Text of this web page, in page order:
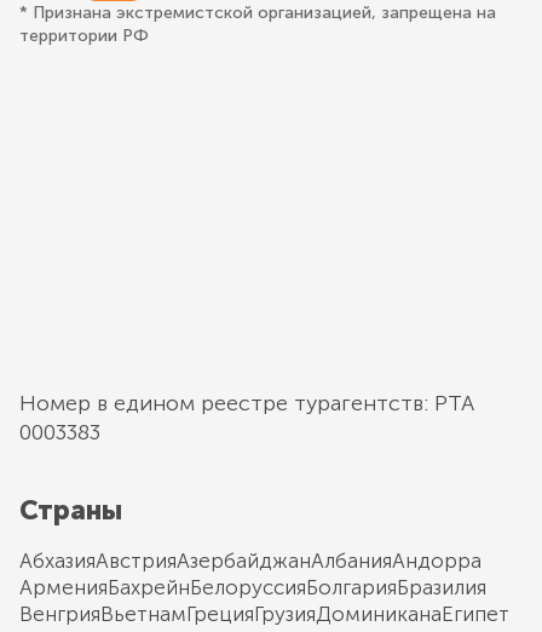
* Признана экстремистской организацией, запрещена на
территории РФ
Номер в едином реестре турагентств: РТА
0003383
Страны
АбхазияАвстрияАзербайджанАлбанияАндорра
АрменияБахрейнБелоруссияБолгарияБразилия
ВенгрияВьетнамГрецияГрузияДоминиканаЕгипет